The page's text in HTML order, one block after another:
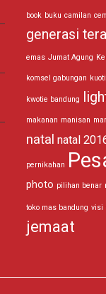
book buku camilan
generasi
emas Jumat Agung
komsel gabungan
kwotie bandung
makanan manisan
natal natal
pernikahan
photo pilihan benar
toko mas bandung visi
jemaat